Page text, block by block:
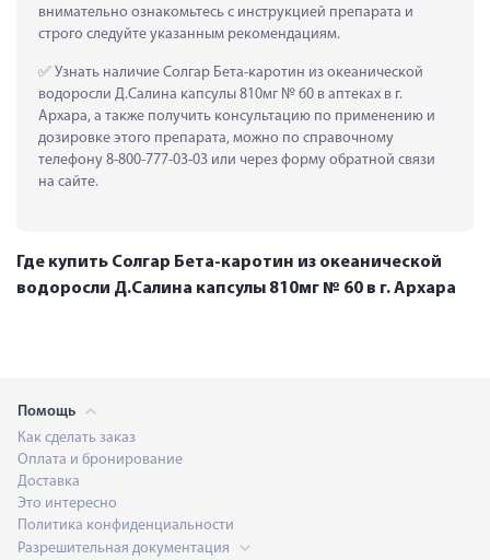
внимательно ознакомьтесь с инструкцией препарата и
строго следуйте указанным рекомендациям.
Узнать наличие Солгар Бета-каротин из океанической
водоросли Д.Салина капсулы 810мг № 60 в аптеках в г.
Архара, а также получить консультацию по применению и
дозировке этого препарата, можно по справочному
телефону 8-800-777-03-03 или через форму обратной связи
на сайте.
Где купить Солгар Бета-каротин из океанической
водоросли Д.Салина капсулы 810мг № 60 в г. Архара
Помощь
Как сделать заказ
Оплата и бронирование
Доставка
Это интересно
Политика конфиденциальности
Разрешительная документация